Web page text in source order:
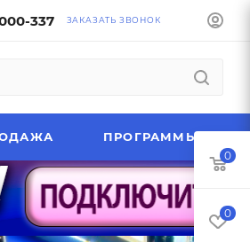
337 ЗАКАЗАТЬ ЗВОНОК
ПРОГРАММЫ
0
0